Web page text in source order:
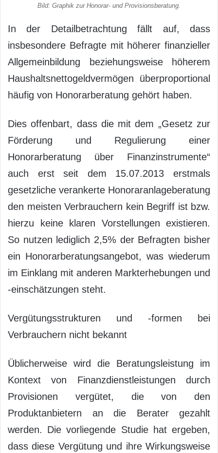
Bild: Graphik zur Honorar- und Provisionsberatung.
In der Detailbetrachtung fällt auf, dass
insbesondere Befragte mit höherer finanzieller
Allgemeinbildung beziehungsweise höherem
Haushaltsnettogeldvermögen überproportional
häufig von Honorarberatung gehört haben.
Dies offenbart, dass die mit dem „Gesetz zur
Förderung und Regulierung einer
Honorarberatung über Finanzinstrumente“
auch erst seit dem 15.07.2013 erstmals
gesetzliche verankerte Honoraranlageberatung
den meisten Verbrauchern kein Begriff ist bzw.
hierzu keine klaren Vorstellungen existieren.
So nutzen lediglich 2,5% der Befragten bisher
ein Honorarberatungsangebot, was wiederum
im Einklang mit anderen Markterhebungen und
-einschätzungen steht.
Vergütungsstrukturen und -formen bei
Verbrauchern nicht bekannt
Üblicherweise wird die Beratungsleistung im
Kontext von Finanzdienstleistungen durch
Provisionen vergütet, die von den
Produktanbietern an die Berater gezahlt
werden. Die vorliegende Studie hat ergeben,
dass diese Vergütung und ihre Wirkungsweise